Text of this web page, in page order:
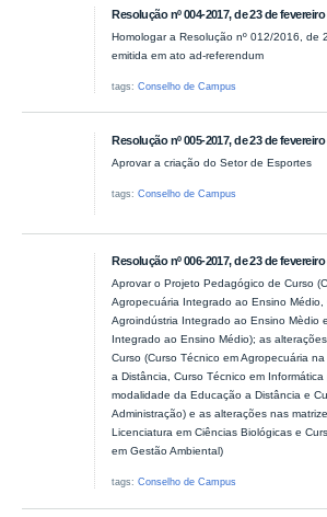
Resolução nº 004-2017, de 23 de fevereiro
Homologar a Resolução nº 012/2016, de
emitida em ato ad-referendum
tags:Conselho de Campus
Resolução nº 005-2017, de 23 de fevereiro
Aprovar a criação do Setor de Esportes
tags:Conselho de Campus
Resolução nº 006-2017, de 23 de fevereiro
Aprovar o Projeto Pedagógico de Curso
Agropecuária Integrado ao Ensino Médio,
Agroindústria Integrado ao Ensino Mèdio
Integrado ao Ensino Médio); as
Curso (Curso Técnico em Agropecuária
a Distância, Curso Técnico em
modalidade da Educação a Distância e
Administração) e as alterações nas
Licenciatura em Ciências Biológicas e
em Gestão Ambiental)
tags:Conselho de Campus